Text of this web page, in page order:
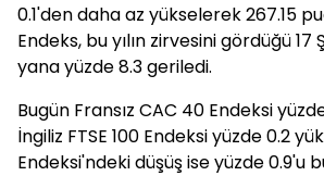
0.1'den daha az yükselerek 267.15
Endeks, bu yılın zirvesini gördüğü
yana yüzde 8.3 geriledi.
Bugün Fransız CAC 40 Endeksi
İngiliz FTSE 100 Endeksi yüzde 0.2
Endeksi'ndeki düşüş ise yüzde 0.9'u